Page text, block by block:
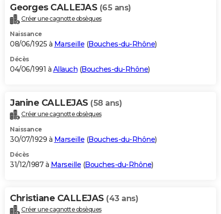
Georges CALLEJAS (65 ans)
Créer une cagnotte obsèques
Naissance
08/06/1925 à Marseille (Bouches-du-Rhône)
Décès
04/06/1991 à Allauch (Bouches-du-Rhône)
Janine CALLEJAS (58 ans)
Créer une cagnotte obsèques
Naissance
30/07/1929 à Marseille (Bouches-du-Rhône)
Décès
31/12/1987 à Marseille (Bouches-du-Rhône)
Christiane CALLEJAS (43 ans)
Créer une cagnotte obsèques